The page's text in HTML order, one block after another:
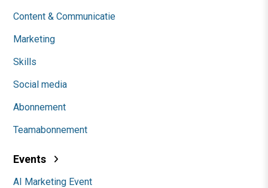
Content & Communicatie
Marketing
Skills
Social media
Abonnement
Teamabonnement
Events
AI Marketing Event